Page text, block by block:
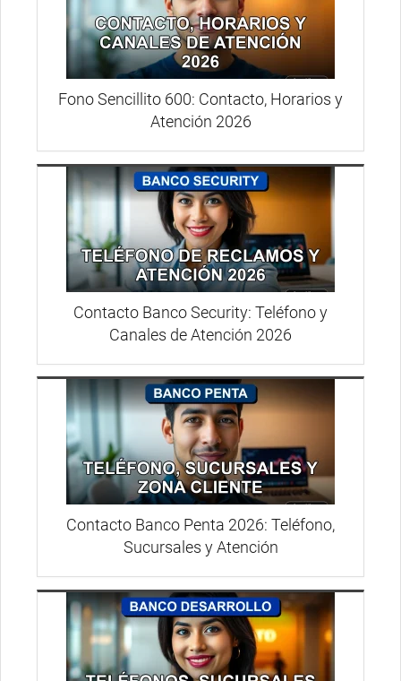
Fono Sencillito 600: Contacto, Horarios y
Atención 2026
Contacto Banco Security: Teléfono y
Canales de Atención 2026
Contacto Banco Penta 2026: Teléfono,
Sucursales y Atención